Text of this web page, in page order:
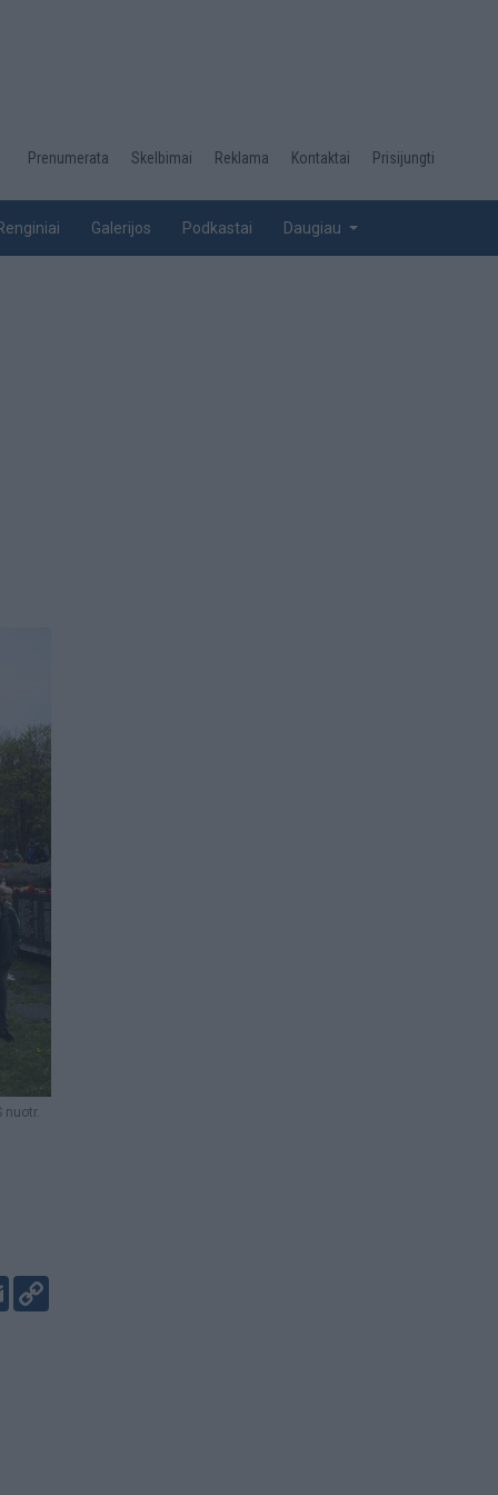
Desktop
top
Prenumerata Skelbimai Reklama Kontaktai Prisijungti
Galerijos Podkastai Daugiau
nuotr.
Email